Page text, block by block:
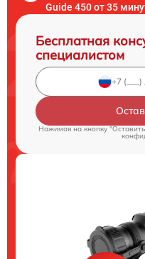
Guide 450 от 35
Бесплатная
специалистом
Нажимая на кнопку